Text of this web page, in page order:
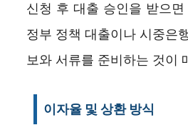
신청 후 대출 승인을 받으
정부 정책 대출이나 시중은
보와 서류를 준비하는 것이
이자율 및 상환 방식